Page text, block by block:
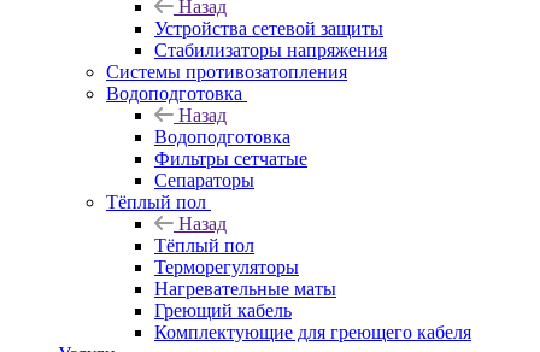
Назад
Устройства сетевой защиты
Стабилизаторы напряжения
Системы противозатопления
Водоподготовка
Назад
Водоподготовка
Фильтры сетчатые
Сепараторы
Тёплый пол
Назад
Тёплый пол
Терморегуляторы
Нагревательные маты
Греющий кабель
Комплектующие для греющего кабеля